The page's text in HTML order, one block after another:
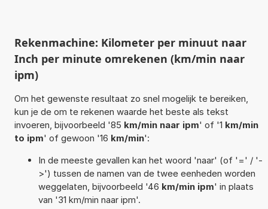
Rekenmachine: Kilometer per minuut naar
Inch per minute omrekenen (km/min naar
ipm)
Om het gewenste resultaat zo snel mogelijk te bereiken,
kun je de om te rekenen waarde het beste als tekst
invoeren, bijvoorbeeld '85 km/min naar ipm' of '1 km/min
to ipm' of gewoon '16 km/min':
In de meeste gevallen kan het woord 'naar' (of '=' / '-
>') tussen de namen van de twee eenheden worden
weggelaten, bijvoorbeeld '46 km/min ipm' in plaats
van '31 km/min naar ipm'.